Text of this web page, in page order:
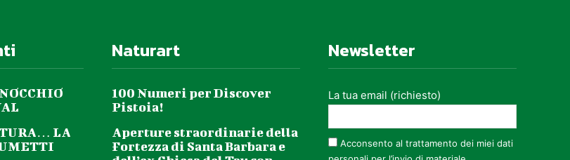
LA
Naturart
100 Numeri per Discover
Pistoia!
Aperture straordinarie della
Fortezza di Santa Barbara e
Newsletter
La tua email (richiesto)
Acconsento al trattamento dei miei dati